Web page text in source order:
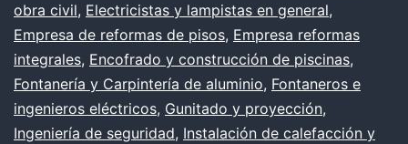
obra civil, Electricistas y lampistas en general,
Empresa de reformas de pisos, Empresa reformas
integrales, Encofrado y construcción de piscinas,
Fontanería y Carpintería de aluminio, Fontaneros e
ingenieros eléctricos, Gunitado y proyección,
Ingeniería de seguridad, Instalación de calefacción y